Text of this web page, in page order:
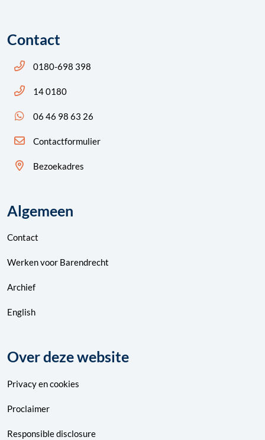
Contact
Bel ons: 14 0180
0180-698 398
Bel ons: 14 0180
14 0180
App ons: 06 46 98 63 26 (WhatsApp)
06 46 98 63 26
Contactformulier
Bezoekadres
Algemeen
Contact
Werken voor Barendrecht
Archief
English
Over deze website
Privacyencookies
Proclaimer
Responsible disclosure